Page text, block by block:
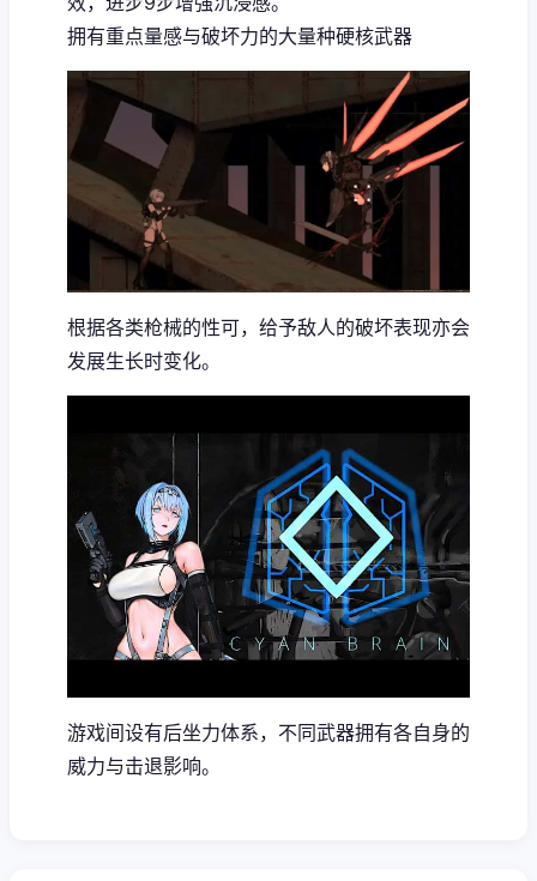
拥有重点量感与破坏力的大量种硬核武器
根据各类枪械的性可，给予敌人的破坏表现亦会
发展生长时变化。
游戏间设有后坐力体系，不同武器拥有各自身的
威力与击退影响。